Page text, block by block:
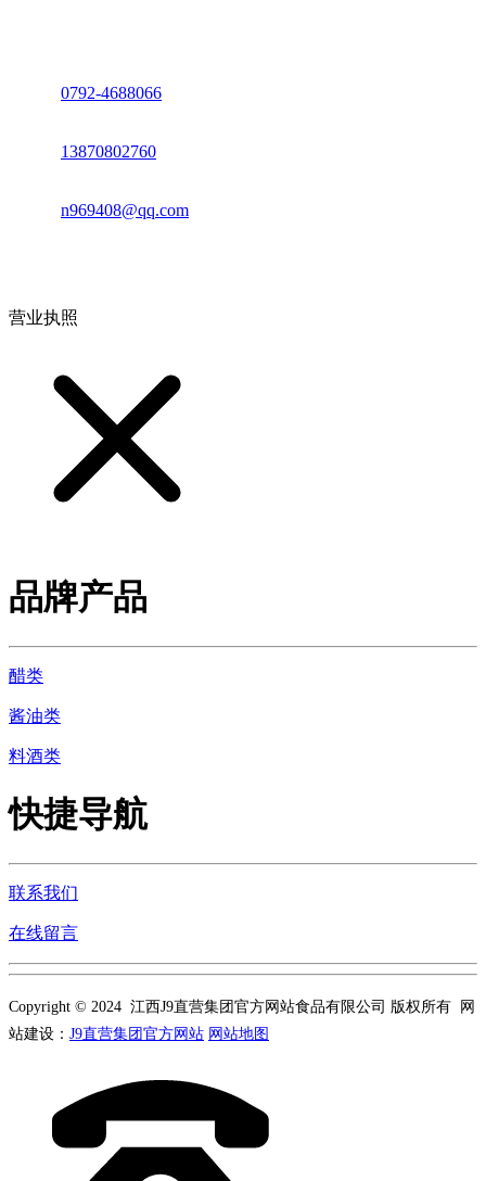
0792-4688066
13870802760
n969408@qq.com
营业执照
品牌产品
醋类
酱油类
料酒类
快捷导航
联系我们
在线留言
Copyright © 2024 江西J9直营集团官方网站食品有限公司 版权所有 网
站建设： J9直营集团官方网站 网站地图